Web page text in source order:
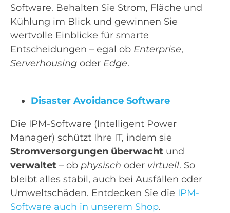
Software. Behalten Sie Strom, Fläche und
Kühlung im Blick und gewinnen Sie
wertvolle Einblicke für smarte
Entscheidungen – egal ob Enterprise,
Serverhousing oder Edge.
Disaster Avoidance Software
Die IPM-Software (Intelligent Power
Manager) schützt Ihre IT, indem sie
Stromversorgungen überwacht und
verwaltet – ob physisch oder virtuell. So
bleibt alles stabil, auch bei Ausfällen oder
Umweltschäden. Entdecken Sie die IPM-
Software auch in unserem Shop.